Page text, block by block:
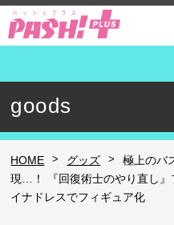
goods
HOME > グッズ >
極上のバ
現…！ 『回復術士のやり直し』
イナドレスでフィギュア化